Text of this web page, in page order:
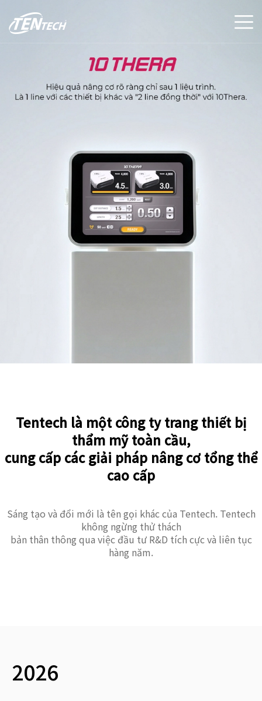
Tentech là một công ty trang thiết bị
thẩm mỹ toàn cầu,
cung cấp các giải pháp nâng cơ tổng thể
cao cấp
Sáng tạo và đổi mới là tên gọi khác của Tentech. Tentech
không ngừng thử thách
bản thân thông qua việc đầu tư R&D tích cực và liên tục
hàng năm.
2026